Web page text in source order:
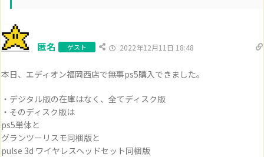
匿名 ゲスト 2022年12月11日 18:48
本日、エディオン福岡西店で無事ps5購入できました。
・デジタル版の在庫はなく、全てディスク版
・そのディスク版は
ps5単体と
グランツーリスモ同梱版と
pulse 3d ワイヤレスヘッドセット同梱版